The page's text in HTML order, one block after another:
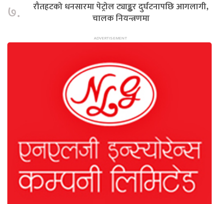
७.
रौतहटको धनसारमा पेट्रोल ट्याङ्कर दुर्घटनापछि आगलागी,
चालक नियन्त्रणमा